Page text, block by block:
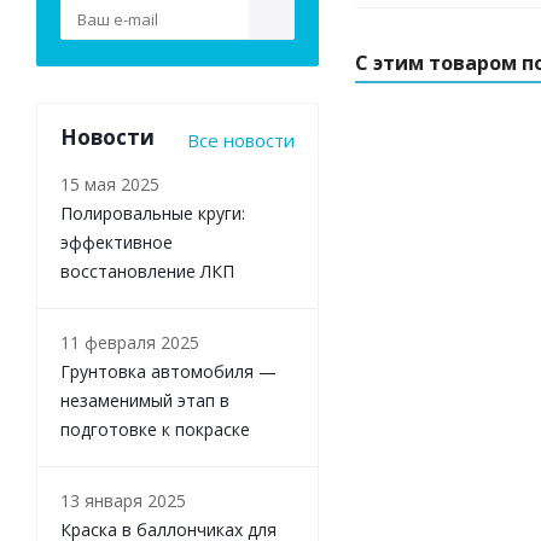
С этим товаром
Новости Все новости
15 мая 2025
Полировальные круги:
эффективное
восстановление ЛКП
11 февраля 2025
Грунтовка автомобиля —
незаменимый этап в
подготовке к покраске
13 января 2025
Краска в баллончиках для